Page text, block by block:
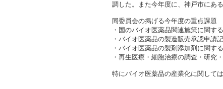
調した。また今年度に、神戸市にあ
同委員会の掲げる今年度の重点課題
・国のバイオ医薬品関連施策に関す
・バイオ医薬品の製造販売承認申請
・バイオ医薬品の製剤添加剤に関す
・再生医療・細胞治療の調査・研究
特にバイオ医薬品の産業化に関して